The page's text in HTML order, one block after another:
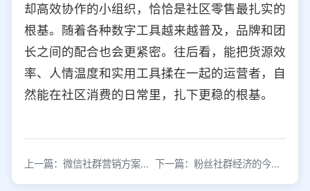
却高效协作的小组织，恰恰是社区零售最扎实的
根基。随着各种数字工具越来越普及，品牌和团
长之间的配合也会更紧密。往后看，能把货源效
率、人情温度和实用工具揉在一起的运营者，自
然能在社区消费的日常里，扎下更稳的根基。
上一篇：微信社群营销方案大全，复制即用 下一篇：粉丝社群经济的今天，社群给我们带来无限机会